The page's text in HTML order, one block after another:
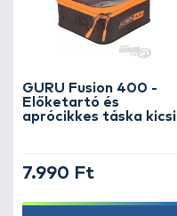
GURU Fusion 400 -
Előketartó és
aprócikkes táska kicsi
7.990 Ft